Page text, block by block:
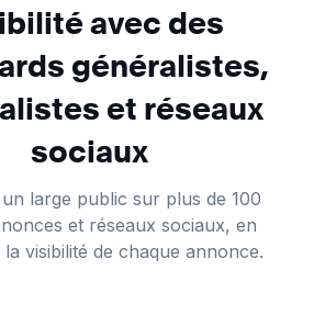
avec des
généralistes,
et réseaux
sociaux
large public sur plus de 100
et réseaux sociaux, en
visibilité de chaque annonce.